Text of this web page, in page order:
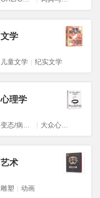
文学
儿童文学 | 纪实文学
心理学
| 大众心理学
艺术
雕塑 | 动画